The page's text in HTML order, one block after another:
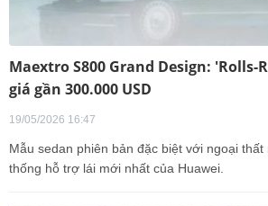
Maextro S800 Grand Design: 'Rolls-
giá gần 300.000 USD
19/05/2026 16:47
Mẫu sedan phiên bản đặc biệt với ngoại
thống hỗ trợ lái mới nhất của Huawei.